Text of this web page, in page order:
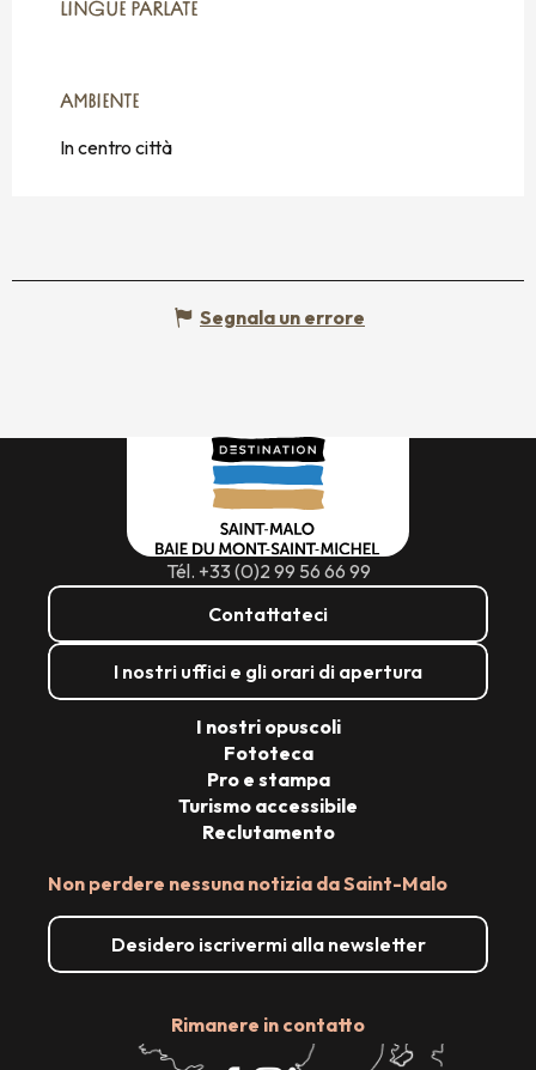
LINGUE PARLATE
LINGUE PARLATE
AMBIENTE
AMBIENTE
In centro città
Segnala un errore
Tél. +33 (0)2 99 56 66 99
Contattateci
I nostri uffici e gli orari di apertura
Non perdere nessuna notizia da Saint-Malo
Desidero iscrivermi alla newsletter
Rimanere in contatto
I nostri opuscoli
Fototeca
Pro e stampa
Turismo accessibile
Reclutamento